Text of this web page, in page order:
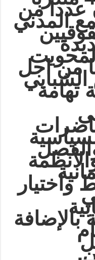
عدداً من
المدني
من اجل
تهامة
واختيار
بالإضافة
.